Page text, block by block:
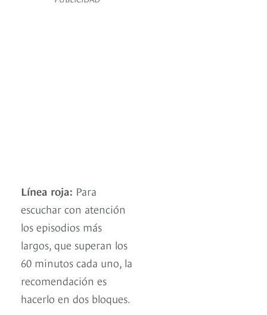
Línea roja: Para
escuchar con atención
los episodios más
largos, que superan los
60 minutos cada uno, la
recomendación es
hacerlo en dos bloques.